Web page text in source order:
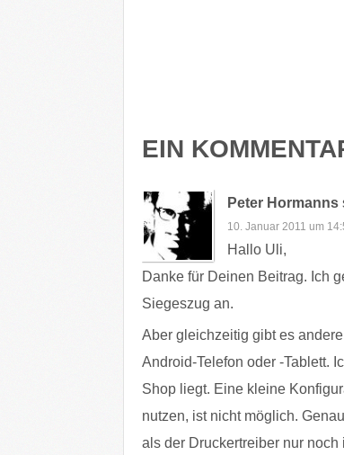
EIN
Peter Hormanns
10. Januar 2011 um
Hallo Uli,
Danke für Deinen Beitrag. Ich
Siegeszug an.
Aber gleichzeitig gibt es
Android-Telefon oder -Tablett.
Shop liegt. Eine kleine
nutzen, ist nicht möglich.
als der Druckertreiber nur